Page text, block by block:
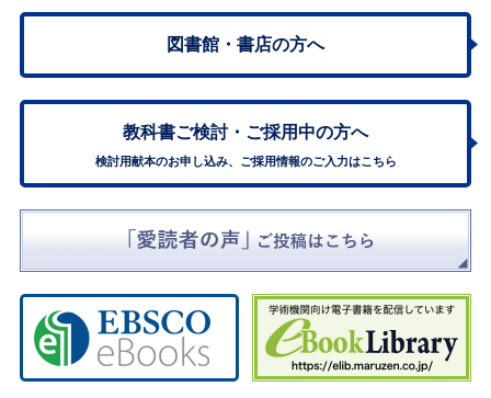
図書館・書店の方へ
教科書ご検討・ ご採用中の方へ
検討用献本のお申し込み、ご採用情報のご入力はこちら